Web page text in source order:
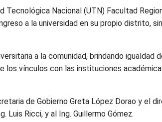
Tecnológica Nacional (UTN) Facultad
a la universidad en su propio distrito,
a la comunidad, brindando igualdad
los vínculos con las instituciones
de Gobierno Greta López Dorao y el
Luis Ricci, y al Ing. Guillermo Gómez.